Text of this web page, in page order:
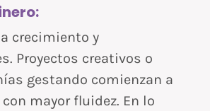
crecimiento y
Proyectos creativos o
gestando comienzan a
mayor fluidez. En lo